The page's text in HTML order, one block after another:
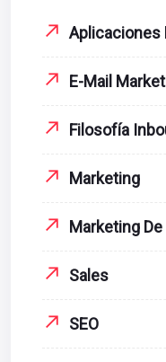
Aplicaciones
E-Mail
Filosofía
Marketing
Marketing
Sales
SEO